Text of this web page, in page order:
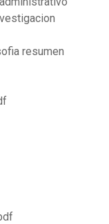
resumen